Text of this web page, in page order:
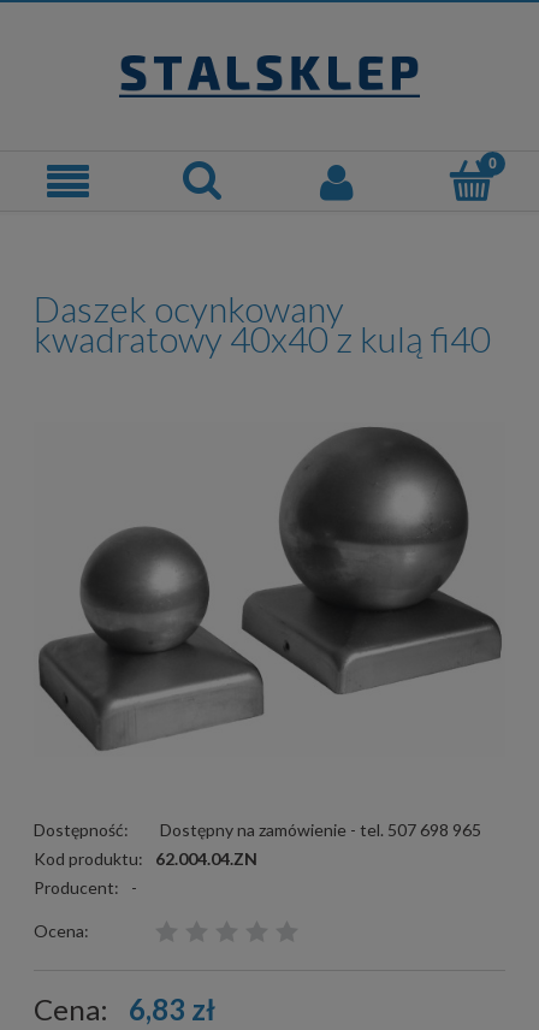
Daszek ocynkowany
kwadratowy 40x40 z kulą fi40
Dostępność:
Dostępny na zamówienie - tel. 507 698 965
Kod produktu:
62.004.04.ZN
Producent:
-
Ocena:
Cena: 6,83 zł